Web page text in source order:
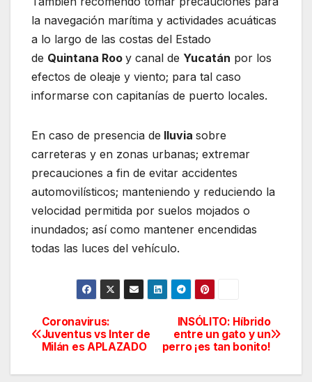
la navegación marítima y actividades acuáticas
a lo largo de las costas del Estado
de Quintana Roo y canal de Yucatán por los
efectos de oleaje y viento; para tal caso
informarse con capitanías de puerto locales.
En caso de presencia de lluvia sobre
carreteras y en zonas urbanas; extremar
precauciones a fin de evitar accidentes
automovilísticos; manteniendo y reduciendo la
velocidad permitida por suelos mojados o
inundados; así como mantener encendidas
todas las luces del vehículo.
Navegación
de
INSÓLITO: Híbrido
entre un gato y un
perro ¡es tan bonito!
Coronavirus:
Juventus vs Inter de
Milán es APLAZADO